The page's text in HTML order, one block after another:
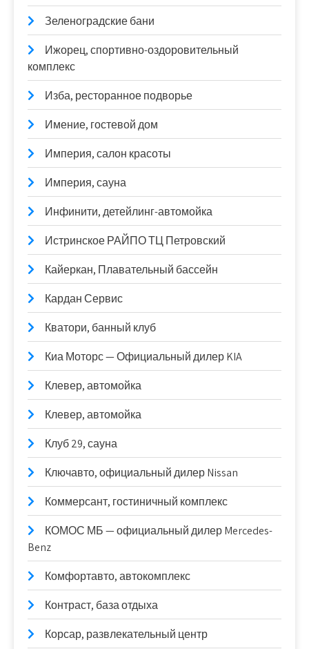
Зеленоградские бани
Ижорец, спортивно-оздоровительный
комплекс
Изба, ресторанное подворье
Имение, гостевой дом
Империя, салон красоты
Империя, сауна
Инфинити, детейлинг-автомойка
Истринское РАЙПО ТЦ Петровский
Кайеркан, Плавательный бассейн
Кардан Сервис
Кватори, банный клуб
Киа Моторс — Официальный дилер KIA
Клевер, автомойка
Клевер, автомойка
Клуб 29, сауна
Ключавто, официальный дилер Nissan
Коммерсант, гостиничный комплекс
КОМОС МБ — официальный дилер Mercedes-
Benz
Комфортавто, автокомплекс
Контраст, база отдыха
Корсар, развлекательный центр